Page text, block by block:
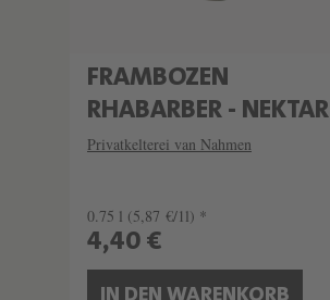
FRAMBOZEN
RHABARBER - NEKTAR
Privatkelterei van Nahmen
0.75 l (5,87 €/1l) *
4,40 €
IN DEN WARENKORB